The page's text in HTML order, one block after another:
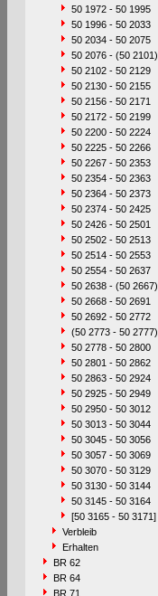
50 1972 - 50 1995
50 1996 - 50 2033
50 2034 - 50 2075
50 2076 - (50 2101)
50 2102 - 50 2129
50 2130 - 50 2155
50 2156 - 50 2171
50 2172 - 50 2199
50 2200 - 50 2224
50 2225 - 50 2266
50 2267 - 50 2353
50 2354 - 50 2363
50 2364 - 50 2373
50 2374 - 50 2425
50 2426 - 50 2501
50 2502 - 50 2513
50 2514 - 50 2553
50 2554 - 50 2637
50 2638 - (50 2667)
50 2668 - 50 2691
50 2692 - 50 2772
(50 2773 - 50 2777)
50 2778 - 50 2800
50 2801 - 50 2862
50 2863 - 50 2924
50 2925 - 50 2949
50 2950 - 50 3012
50 3013 - 50 3044
50 3045 - 50 3056
50 3057 - 50 3069
50 3070 - 50 3129
50 3130 - 50 3144
50 3145 - 50 3164
[50 3165 - 50 3171]
Verbleib
Erhalten
BR 62
BR 64
BR 71